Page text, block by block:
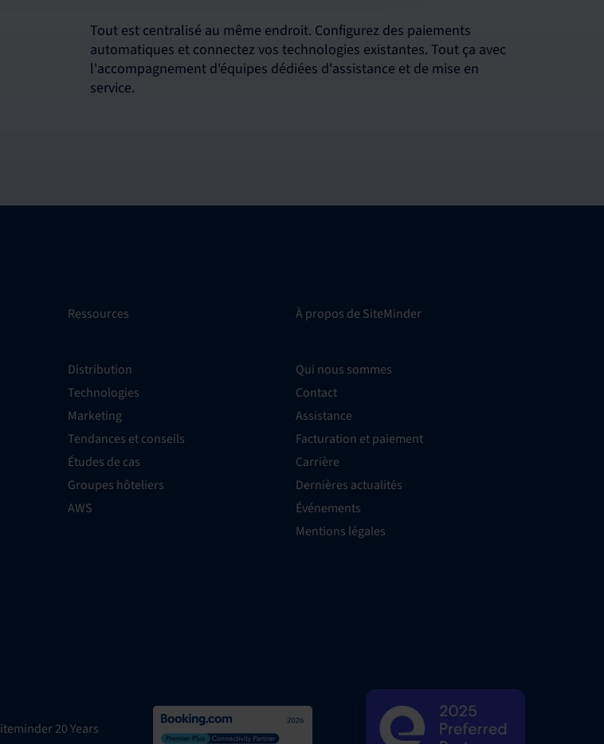
Tout est centralisé au même endroit. Configurez des paiements
automatiques et connectez vos technologies existantes. Tout ça avec
l'accompagnement d'équipes dédiées d'assistance et de mise en
service.
Ressources
Distribution
Technologies
Marketing
Tendances et conseils
Études de cas
Groupes hôteliers
AWS
À propos de SiteMinder
Qui nous sommes
Contact
Assistance
Facturation et paiement
Carrière
Dernières actualités
Événements
Mentions légales